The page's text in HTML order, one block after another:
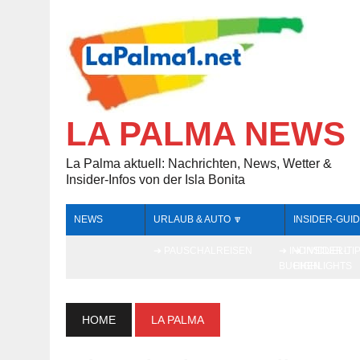
LA PALMA NEWS
La Palma aktuell: Nachrichten, News, Wetter &
Insider-Infos von der Isla Bonita
NEWS URLAUB & AUTO 🔽 INSIDER-
HOME LA PALMA